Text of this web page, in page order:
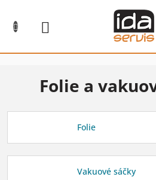
obsah
Folie a
Folie
Vakuové sáčky